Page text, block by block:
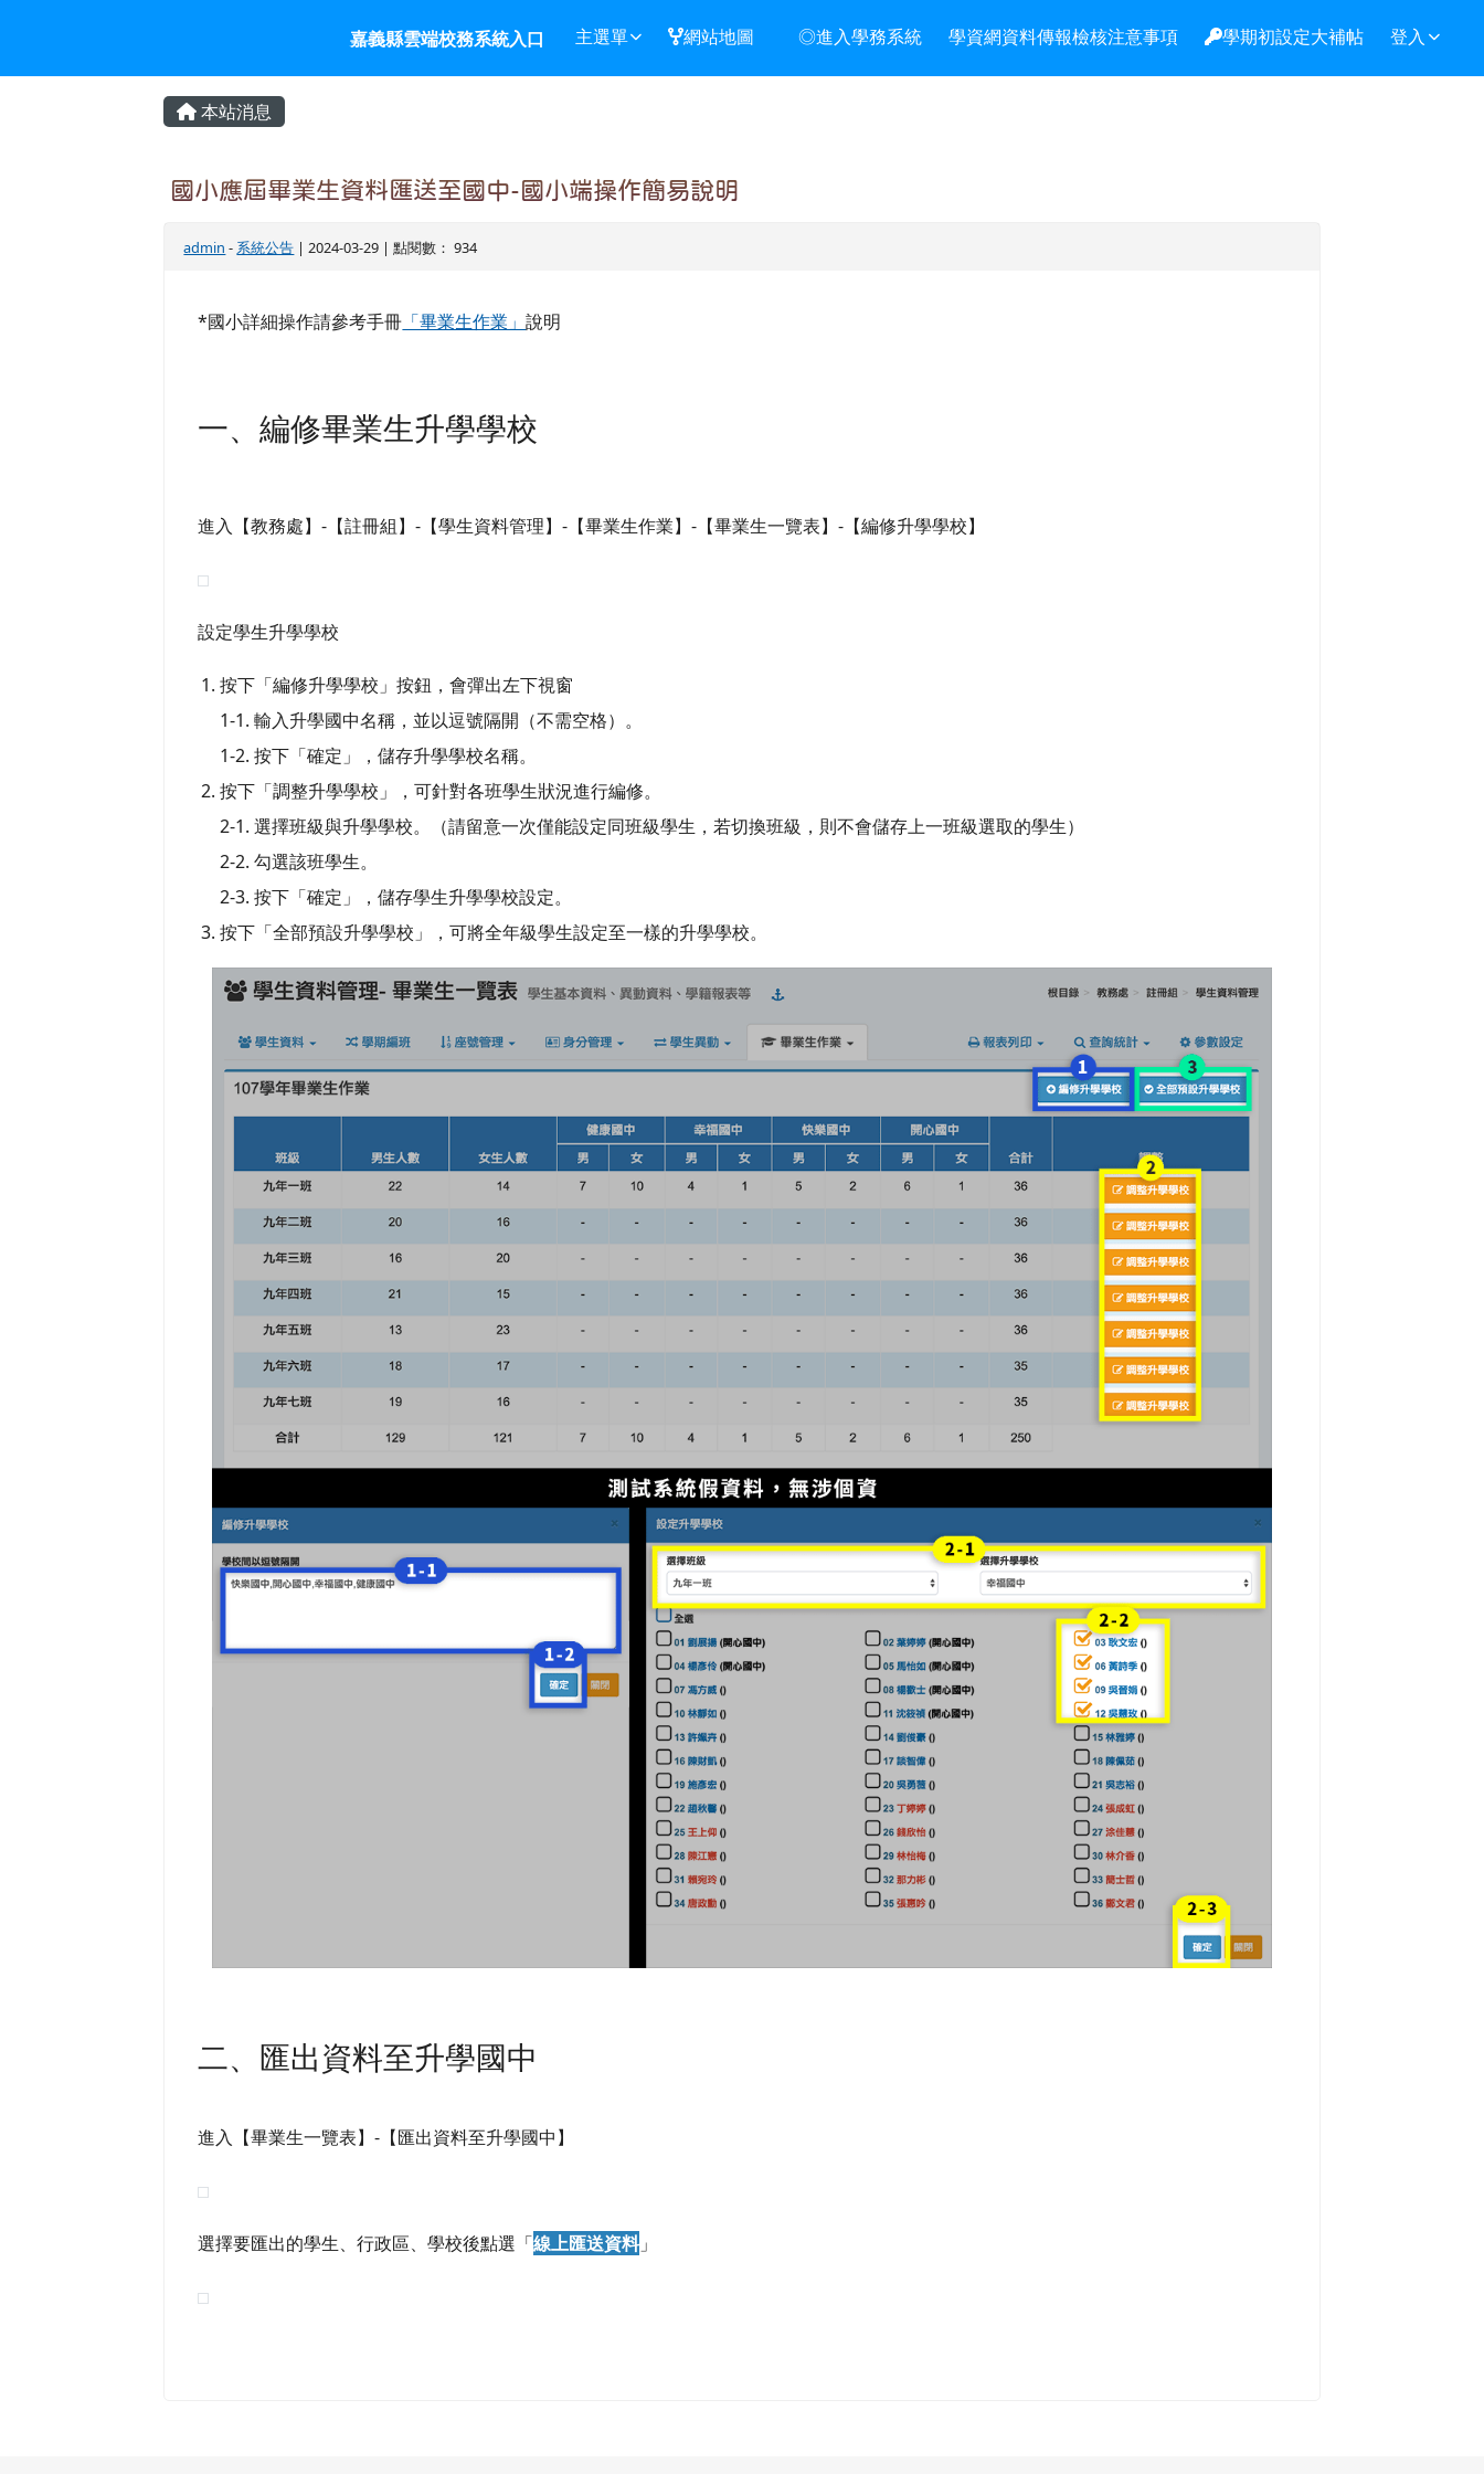
嘉義縣雲端校務系統入口
嘉義縣雲端校務系統入口 主選單 網站地圖 ◎進入學務系統 學資網資料傳報檢核注意事項 學期初設定大補帖 登入
主內容區域
本站消息
國小應屆畢業生資料匯送至國中-國小端操作簡易說明
admin - 系統公告 | 2024-03-29 | 點閱數： 934
*國小詳細操作請參考手冊 「畢業生作業」說明
一、編修畢業生升學學校
進入【教務處】-【註冊組】-【學生資料管理】-【畢業生作業】-【畢業生一覽表】-【編修升學學校】
設定學生升學學校
按下「編修升學學校」按鈕，會彈出左下視窗
1-1. 輸入升學國中名稱，並以逗號隔開（不需空格）。
1-2. 按下「確定」，儲存升學學校名稱。
按下「調整升學學校」，可針對各班學生狀況進行編修。
2-1. 選擇班級與升學學校。（請留意一次僅能設定同班級學生，若切換班級，則不會儲存上一班級選取的學生）
2-2. 勾選該班學生。
2-3. 按下「確定」，儲存學生升學學校設定。
按下「全部預設升學學校」，可將全年級學生設定至一樣的升學學校。
二、匯出資料至升學國中
進入【畢業生一覽表】-【匯出資料至升學國中】
選擇要匯出的學生、行政區、學校後點選「線上匯送資料 」